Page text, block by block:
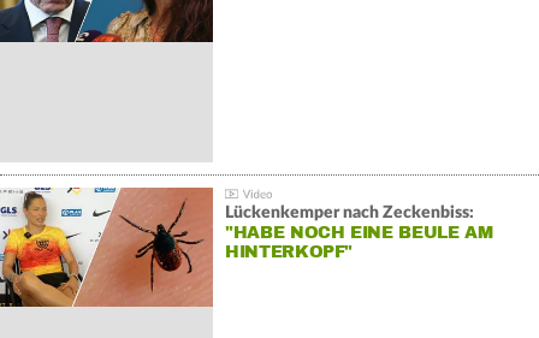
Lückenkemper nach Zeckenbiss:
"HABE NOCH EINE BEULE AM
HINTERKOPF"